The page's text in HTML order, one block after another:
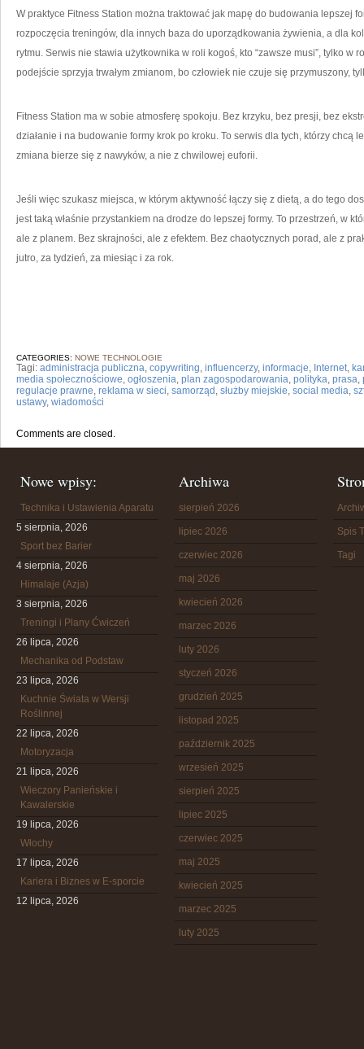
W praktyce Fitness Station można traktować jak mapę do budowania lepszej
rozpoczęcia treningów, dla innych baza do uporządkowania żywienia, a dla
rytmu. Serwis nie stawia użytkownika w roli kogoś, kto “zawsze musi”, tylko w
podejście sprzyja trwałym zmianom, bo człowiek nie czuje się przymuszony,
Fitness Station ma w sobie atmosferę spokoju. Bez krzyku, bez presji, bez
działanie i na budowanie formy krok po kroku. To serwis dla tych, którzy chcą
zmiana bierze się z nawyków, a nie z chwilowej euforii.
Jeśli więc szukasz miejsca, w którym aktywność łączy się z dietą, a do tego
jest taką właśnie przystankiem na drodze do lepszej formy. To przestrzeń, w
ale z planem. Bez skrajności, ale z efektem. Bez chaotycznych porad, ale z
jutro, za tydzień, za miesiąc i za rok.
CATEGORIES: NOWE TECHNOLOGIE
Tagi: administracja publiczna, copywriting, influencerzy, informacje, Internet,
media społecznościowe, ogłoszenia, plan zagospodarowania, polityka, prasa,
regulacje prawne, reklama w sieci, samorząd , służby miejskie, social media,
ustawy, wiadomości
Comments are closed.
Nowe wpisy:
Technika i Ustawienia Aparatu
5 sierpnia, 2026
Sport bez Barier
4 sierpnia, 2026
Himalaje (Azja)
3 sierpnia, 2026
Treningi i Plany Ćwiczeń
26 lipca, 2026
Mechanika od Podstaw
23 lipca, 2026
Kuchnie Świata w Wersji
Roślinnej
22 lipca, 2026
Motoryzacja
21 lipca, 2026
Wieczory Panieńskie i
Kawalerskie
19 lipca, 2026
Włochy
17 lipca, 2026
Kariera i Biznes w E-sporcie
12 lipca, 2026
Archiwa
sierpień 2026
lipiec 2026
czerwiec 2026
maj 2026
kwiecień 2026
marzec 2026
luty 2026
styczeń 2026
grudzień 2025
listopad 2025
październik 2025
wrzesień 2025
sierpień 2025
lipiec 2025
czerwiec 2025
maj 2025
kwiecień 2025
marzec 2025
luty 2025
Spis
Tagi